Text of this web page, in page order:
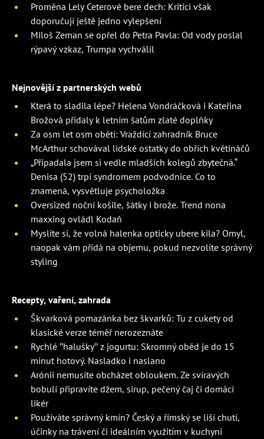
Proměna Lely Ceterové bere dech: Kritici však
doporučují ještě jedno vylepšení
Miloš Zeman se opřel do Petra Pavla: Od vody poslal
rýpavý vzkaz, Trumpa vychválil
Nejnovější z partnerských webů
Která to sladila lépe? Helena Vondráčková i Kateřina
Brožová přidaly k letním šatům zlaté doplňky
Za osm let osm obětí: Vraždící zahradník Bruce
McArthur schovával lidské ostatky do obřích květináčů
„Připadala jsem si vedle mladších kolegů zbytečná.“
Denisa (52) trpí syndromem podvodnice. Co to
znamená, vysvětluje psycholožka
Oversized noční košile, šátky i brože. Trend nona
maxxing ovládl Kodaň
Myslíte si, že volná halenka opticky ubere kila? Omyl,
naopak vám přidá na objemu, pokud nezvolíte správný
styling
Recepty, vaření, zahrada
Škvarková pomazánka bez škvarků: Tu z cukety od
klasické verze téměř nerozeznáte
Rychlé "halušky" z jogurtu: Skromný oběd je do 15
minut hotový. Nasladko i naslano
Arónii nemusíte obcházet obloukem. Ze svíravých
bobulí připravíte džem, sirup, pečený čaj či domácí
likér
Používáte správný kmín? Český a římský se liší chutí,
účinky na trávení či ideálním využitím v kuchyni